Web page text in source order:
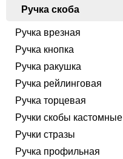
Ручка скоба
Ручка врезная
Ручка кнопка
Ручка ракушка
Ручка рейлинговая
Ручка торцевая
Ручки скобы кастомные
Ручки стразы
Ручка профильная